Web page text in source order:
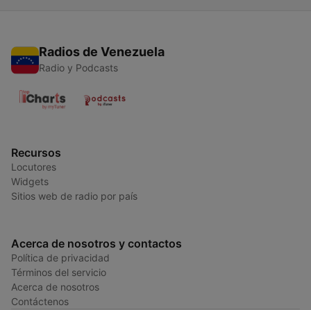
Radios de Venezuela
Radio y Podcasts
Recursos
Locutores
Widgets
Sitios web de radio por país
Acerca de nosotros y contactos
Política de privacidad
Términos del servicio
Acerca de nosotros
Contáctenos